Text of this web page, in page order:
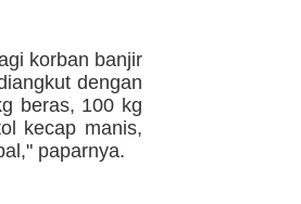
korban banjir
dengan
beras, 100 kg
kecap manis,
paparnya.